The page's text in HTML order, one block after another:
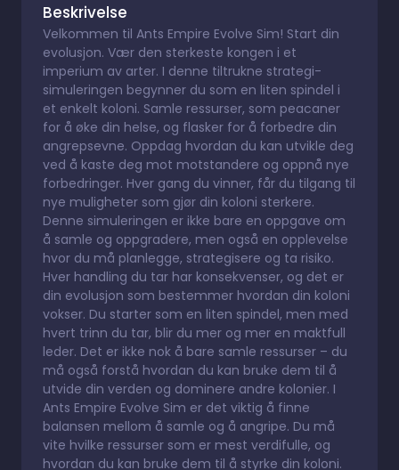
Beskrivelse
Velkommen til Ants Empire Evolve Sim! Start din
evolusjon. Vær den sterkeste kongen i et
imperium av arter. I denne tiltrukne strategi-
simuleringen begynner du som en liten spindel i
et enkelt koloni. Samle ressurser, som peacaner
for å øke din helse, og flasker for å forbedre din
angrepsevne. Oppdag hvordan du kan utvikle deg
ved å kaste deg mot motstandere og oppnå nye
forbedringer. Hver gang du vinner, får du tilgang til
nye muligheter som gjør din koloni sterkere.
Denne simuleringen er ikke bare en oppgave om
å samle og oppgradere, men også en opplevelse
hvor du må planlegge, strategisere og ta risiko.
Hver handling du tar har konsekvenser, og det er
din evolusjon som bestemmer hvordan din koloni
vokser. Du starter som en liten spindel, men med
hvert trinn du tar, blir du mer og mer en maktfull
leder. Det er ikke nok å bare samle ressurser – du
må også forstå hvordan du kan bruke dem til å
utvide din verden og dominere andre kolonier. I
Ants Empire Evolve Sim er det viktig å finne
balansen mellom å samle og å angripe. Du må
vite hvilke ressurser som er mest verdifulle, og
hvordan du kan bruke dem til å styrke din koloni.